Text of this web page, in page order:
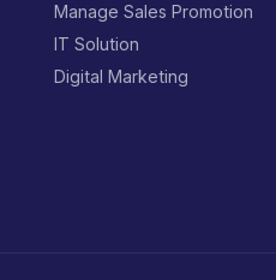
Manage Sales Promotion
IT Solution
Digital Marketing